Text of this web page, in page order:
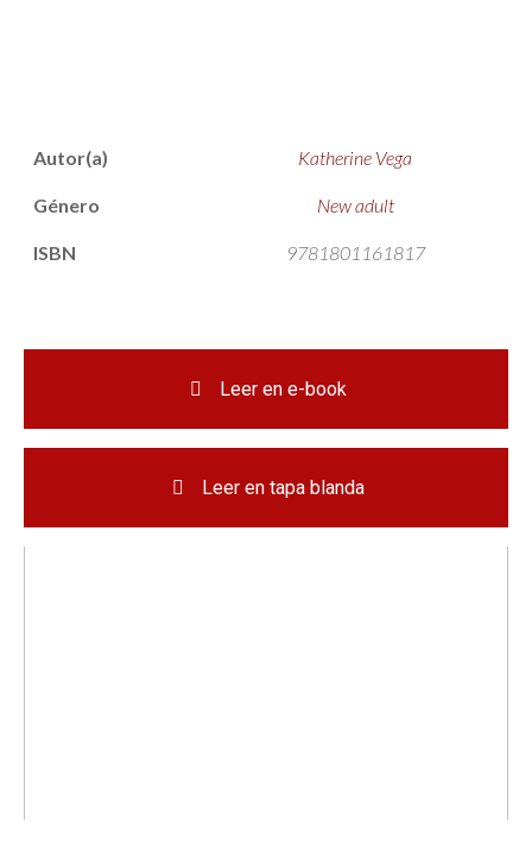
Autor(a) Katherine Vega
Género New adult
ISBN 9781801161817
Leer en e-book
Leer en tapa blanda